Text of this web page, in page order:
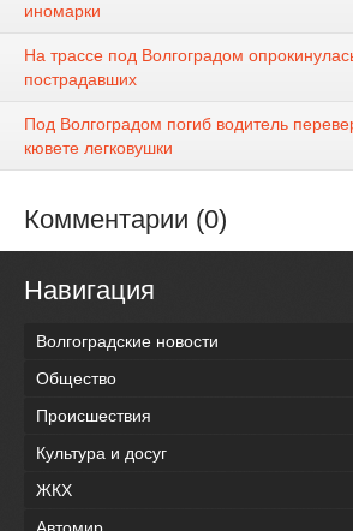
иномарки
На трассе под Волгоградом
пострадавших
Под Волгоградом погиб водитель
кювете легковушки
Комментарии (0)
Навигация
Волгоградские новости
Общество
Происшествия
Культура и досуг
ЖКХ
Автомир